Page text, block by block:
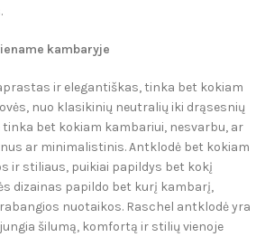
kambaryje
ir elegantiškas, tinka bet kokiam
nuo klasikinių neutralių iki drąsesnių
bet kokiam kambariui, nesvarbu, ar
ar minimalistinis. Antklodė bet kokiam
ir stiliaus, puikiai papildys bet kokį
dizainas papildo bet kurį kambarį,
nuotaikos. Raschel antklodė yra
šilumą, komfortą ir stilių vienoje